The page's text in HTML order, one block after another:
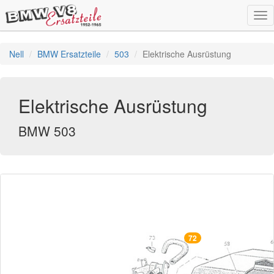
Nell BMW Ersatzteile 503 Elektrische Ausrüstung
Elektrische Ausrüstung
BMW 503
72